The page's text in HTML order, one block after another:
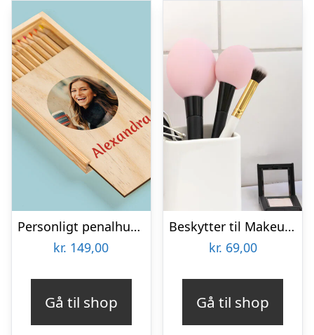
Personligt penalhus med foto & tekst
kr. 149,00
Gå til shop
Beskytter til Makeupbørster 3-pak
kr. 69,00
Gå til shop